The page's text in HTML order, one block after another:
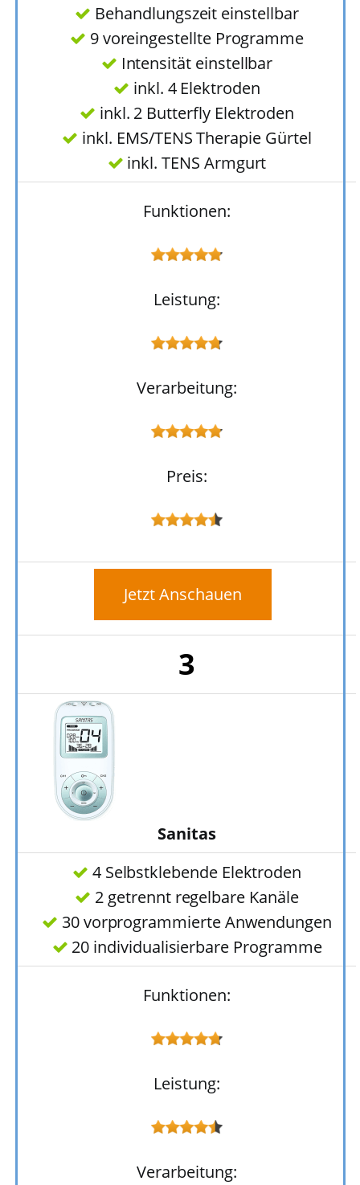
Behandlungszeit einstellbar
9 voreingestellte Programme
Intensität einstellbar
inkl. 4 Elektroden
inkl. 2 Butterfly Elektroden
inkl. EMS/TENS Therapie Gürtel
inkl. TENS Armgurt
Funktionen:
Leistung:
Verarbeitung:
Preis:
Jetzt Anschauen
3
Sanitas
4 Selbstklebende Elektroden
2 getrennt regelbare Kanäle
30 vorprogrammierte Anwendungen
20 individualisierbare Programme
Funktionen:
Leistung:
Verarbeitung: